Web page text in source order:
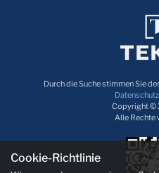
Durch die Suche stimmen Sie
Copyright ©
Alle Rechte
Cookie-Richtlinie